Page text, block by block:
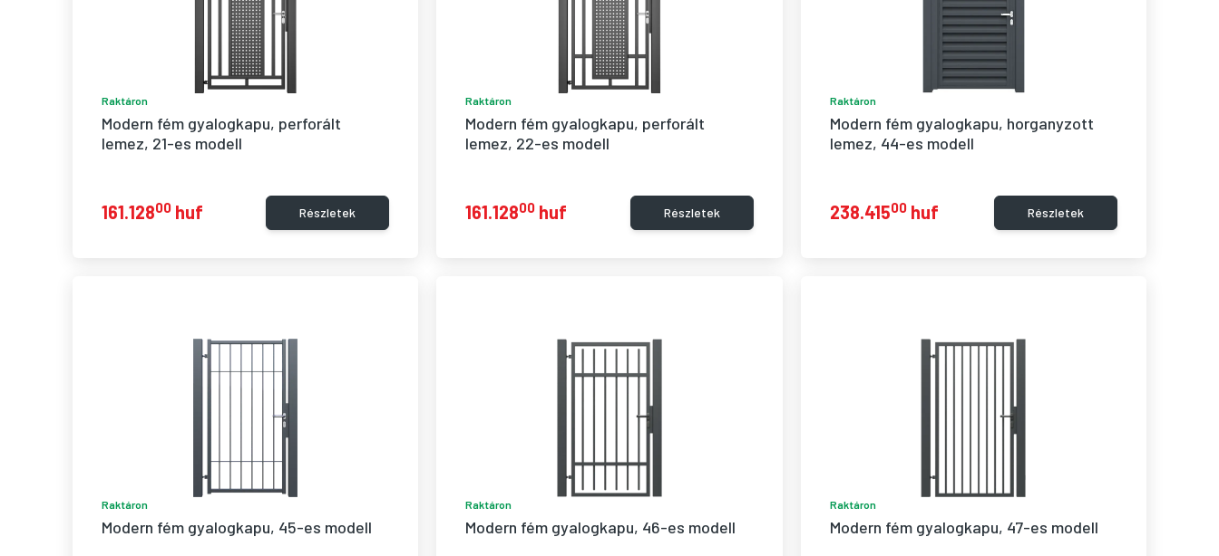
Raktáron
Modern fém gyalogkapu, perforált
lemez, 21-es modell
161.12800 huf Részletek
Raktáron
Modern fém gyalogkapu, perforált
lemez, 22-es modell
161.12800 huf Részletek
Raktáron
Modern fém gyalogkapu, horganyzott
lemez, 44-es modell
238.41500 huf Részletek
Raktáron
Modern fém gyalogkapu, 45-es modell
Raktáron
Modern fém gyalogkapu, 46-es modell
Raktáron
Modern fém gyalogkapu, 47-es modell